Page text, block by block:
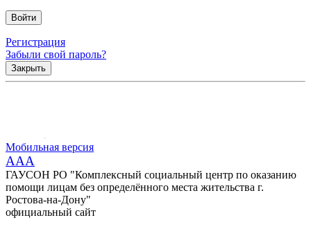
Регистрация
Забыли свой пароль?
Закрыть
Мобильная версия
AAA
ГАУСОН РО "Комплексный социальный центр по оказанию
помощи лицам без определённого места жительства г.
Ростова-на-Дону"
официальный сайт